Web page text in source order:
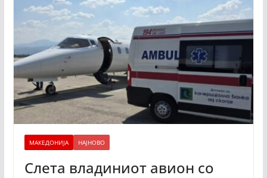
МАКЕДОНИЈА НАЈНОВО
Слета владиниот авион со